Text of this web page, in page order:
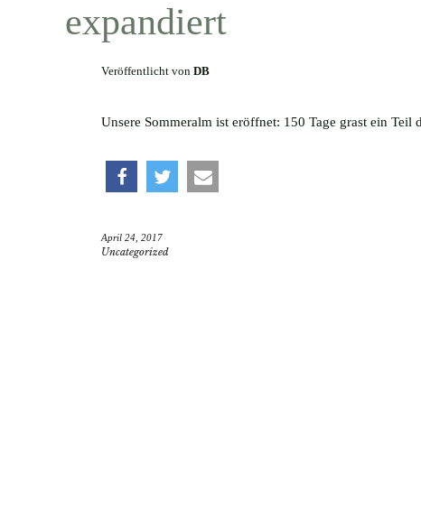
expandiert
Veröffentlicht von DB
Unsere Sommeralm ist eröffnet: 150 Tage grast ein Teil
April 24, 2017
Uncategorized